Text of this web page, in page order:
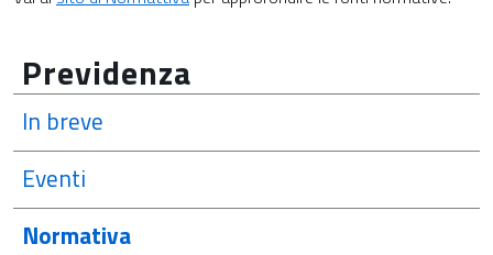
Previdenza
In breve
Eventi
Normativa